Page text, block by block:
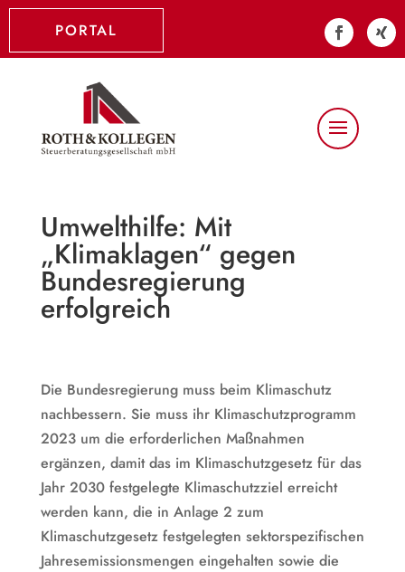
PORTAL
Umwelthilfe: Mit
„Klimaklagen“ gegen
Bundesregierung
erfolgreich
Die Bundesregierung muss beim Klimaschutz
nachbessern. Sie muss ihr Klimaschutzprogramm
2023 um die erforderlichen Maßnahmen
ergänzen, damit das im Klimaschutzgesetz für das
Jahr 2030 festgelegte Klimaschutzziel erreicht
werden kann, die in Anlage 2 zum
Klimaschutzgesetz festgelegten sektorspezifischen
Jahresemissionsmengen eingehalten sowie die